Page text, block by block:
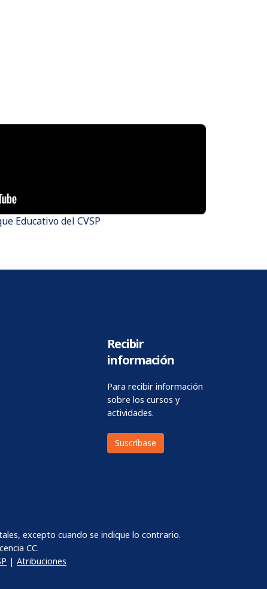
Educativo del CVSP
Recibir
información
Para recibir información
sobre los cursos y
actividades.
Suscríbase
excepto cuando se indique lo contrario.
CC.
| Atribuciones